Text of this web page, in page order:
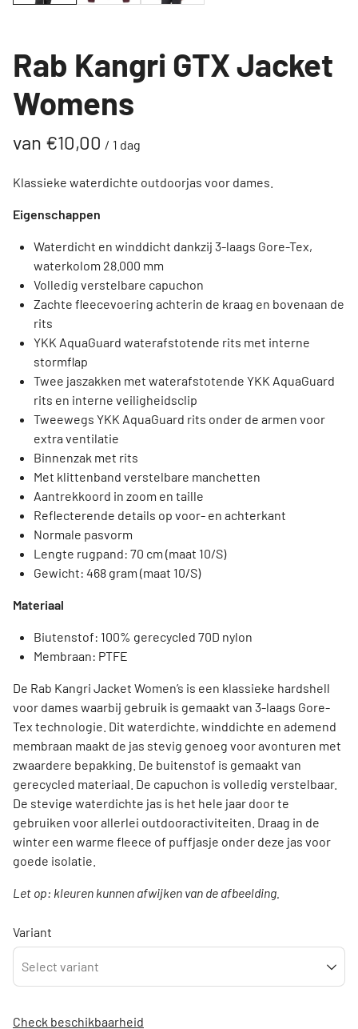
Rab Kangri GTX Jacket
Womens
/
Klassieke waterdichte outdoorjas voor dames.
Eigenschappen
Waterdicht en winddicht dankzij 3-laags Gore-Tex,
waterkolom 28.000 mm
Volledig verstelbare capuchon
Zachte fleecevoering achterin de kraag en bovenaan de
rits
YKK AquaGuard waterafstotende rits met interne
stormflap
Twee jaszakken met waterafstotende YKK AquaGuard
rits en interne veiligheidsclip
Tweewegs YKK AquaGuard rits onder de armen voor
extra ventilatie
Binnenzak met rits
Met klittenband verstelbare manchetten
Aantrekkoord in zoom en taille
Reflecterende details op voor- en achterkant
Normale pasvorm
Lengte rugpand: 70 cm (maat 10/S)
Gewicht: 468 gram (maat 10/S)
Materiaal
Biutenstof: 100% gerecycled 70D nylon
Membraan: PTFE
De Rab Kangri Jacket Women’s is een klassieke hardshell
voor dames waarbij gebruik is gemaakt van 3-laags Gore-
Tex technologie. Dit waterdichte, winddichte en ademend
membraan maakt de jas stevig genoeg voor avonturen met
zwaardere bepakking. De buitenstof is gemaakt van
gerecycled materiaal. De capuchon is volledig verstelbaar.
De stevige waterdichte jas is het hele jaar door te
gebruiken voor allerlei outdooractiviteiten. Draag in de
winter een warme fleece of puffjasje onder deze jas voor
goede isolatie.
Let op: kleuren kunnen afwijken van de afbeelding.
Variant